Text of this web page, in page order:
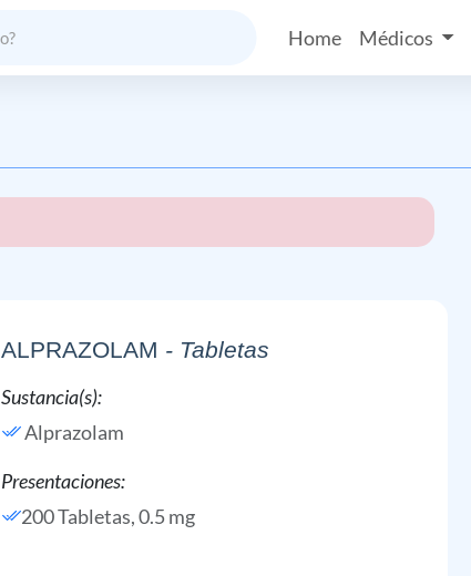
Home Médicos
ALPRAZOLAM - Tabletas
Sustancia(s):
Alprazolam
Presentaciones:
200 Tabletas, 0.5 mg